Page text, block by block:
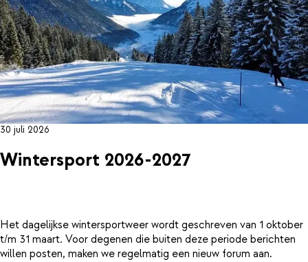
30 juli 2026
Wintersport 2026-2027
Het dagelijkse wintersportweer wordt geschreven van 1 oktober
t/m 31 maart. Voor degenen die buiten deze periode berichten
willen posten, maken we regelmatig een nieuw forum aan.